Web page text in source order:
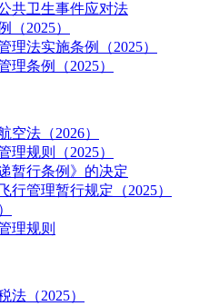
共卫生事件应对法
（2025）
理法实施条例（2025）
理条例（2025）
空法（2026）
理规则（2025）
暂行条例》的决定
行管理暂行规定（2025）
理规则
法（2025）